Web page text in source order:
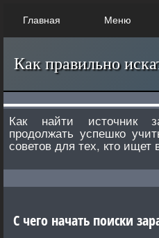
Главная Меню
Как правильно
Как найти источник
продолжать успешко
советов для тех, кто ищет
С чего начать поиски